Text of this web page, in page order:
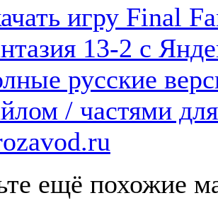
игру Final
13-2 с
русские
/ частями
ещё похожие